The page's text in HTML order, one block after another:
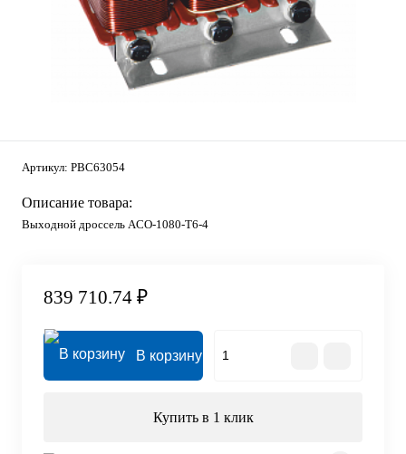
Артикул: PBC63054
Описание товара:
Выходной дроссель ACO-1080-T6-4
839 710.74 ₽
В корзину
Купить в 1 клик